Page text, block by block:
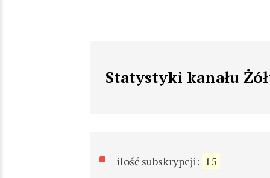
Statystyki kanału
ilość subskrypcji: 15